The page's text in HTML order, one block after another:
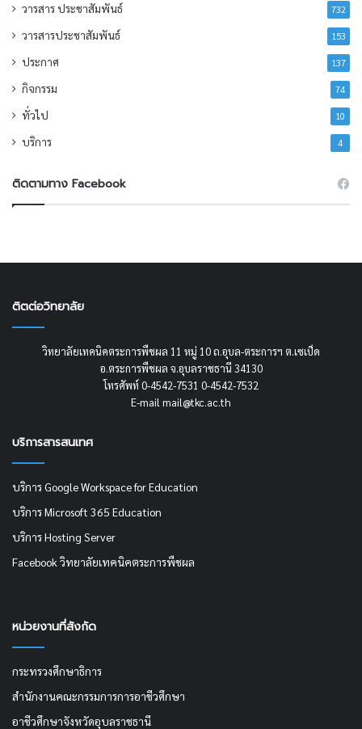
วารสาร ประชาสัมพันธ์ 732
วารสารประชาสัมพันธ์ 153
ประกาศ 137
กิจกรรม 74
ทั่วไป 10
บริการ 4
ติดตามทาง Facebook
ติตต่อวิทยาลัย
วิทยาลัยเทคนิคตระการพืชผล 11 หมู่ 10 ถ.อุบล-ตระการฯ ต.เซเป็ด
อ.ตระการพืชผล จ.อุบลราชธานี 34130
โทรศัพท์ 0-4542-7531 0-4542-7532
E-mail mail@tkc.ac.th
บริการสารสนเทศ
บริการ Google Workspace for Education
บริการ Microsoft 365 Education
บริการ Hosting Server
Facebook วิทยาลัยเทคนิคตระการพืชผล
หน่วยงานที่สังกัด
กระทรวงศึกษาธิการ
สำนักงานคณะกรรมการการอาชีวศึกษา
อาชีวศึกษาจังหวัดอุบลราชธานี